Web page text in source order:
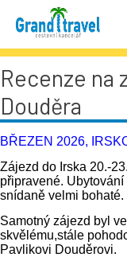
Recenze na
Douděra
BŘEZEN 2026,
Zájezd do Irska 20.-
připravené.
snídaně velmi bohaté.
Samotný zájezd byl
skvělému,stále
Pavlikovi Douděrovi.